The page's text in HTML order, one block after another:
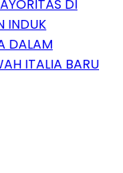
DI
INDUK
DALAM
ITALIA BARU